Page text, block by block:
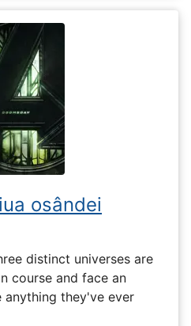
osândei
distinct universes are
course and face an
they've ever